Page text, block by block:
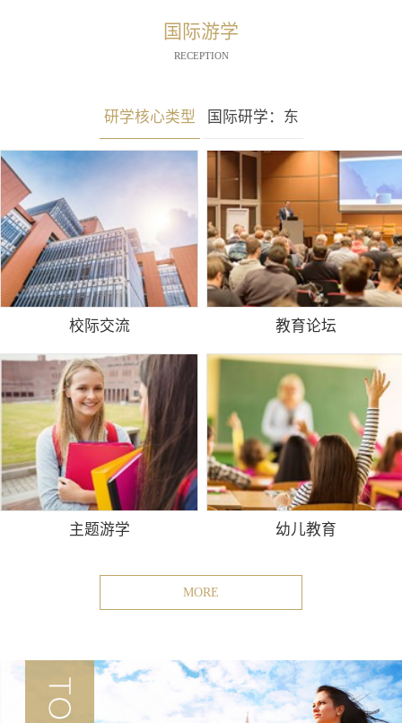
国际游学
RECEPTION
研学核心类型 国际研学：东
南亚
校际交流 教育论坛
主题游学 幼儿教育
MORE